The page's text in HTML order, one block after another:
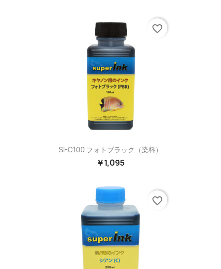
SI-C100 フォトブラック（染料）
￥1,095
favorite_border
favorite_border